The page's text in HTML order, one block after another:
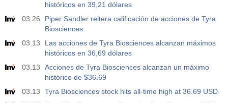
Discurso de la Gobernadora de la Fed, Lisa Cook
Act.
Pronós. Prev.
históricos en 39,21 dólares
03.26
Piper Sandler reitera calificación de acciones de Tyra
Biosciences
03.13
Las acciones de Tyra Biosciences alcanzan máximos
históricos en 36,69 dólares
03.13
Acciones de Tyra Biosciences alcanzan un máximo
histórico de $36.69
03.13
Tyra Biosciences stock hits all-time high at 36.69 USD